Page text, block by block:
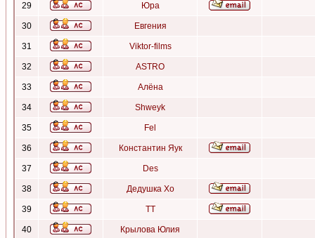
29 Юра
30 Евгения
31 Viktor-films
32 ASTRO
33 Алёна
34 Shweyk
35 Fel
36 Константин Яук
37 Des
38 Дедушка Хо
39 ТТ
40 Крылова Юлия